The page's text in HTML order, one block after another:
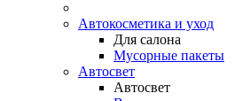
Автокосметика и уход
Для салона
Мусорные пакеты
Автосвет
Автосвет